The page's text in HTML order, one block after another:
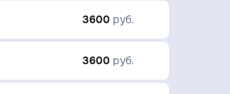
3600 руб.
3600 руб.